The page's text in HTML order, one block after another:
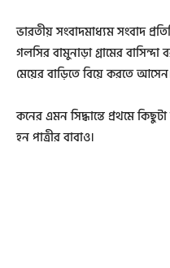
ভারতীয় সংবাদমাধ্যম সংবাদ
গলসির বামুনাড়া গ্রামের
মেয়ের বাড়িতে বিয়ে করতে
কনের এমন সিদ্ধান্তে প্রথমে
হন পাত্রীর বাবাও।